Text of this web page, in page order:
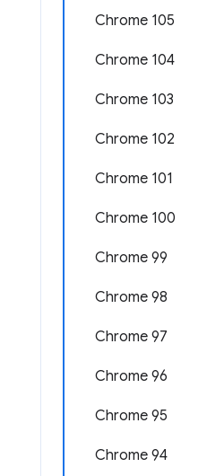
Chrome 105
Chrome 104
Chrome 103
Chrome 102
Chrome 101
Chrome 100
Chrome 99
Chrome 98
Chrome 97
Chrome 96
Chrome 95
Chrome 94